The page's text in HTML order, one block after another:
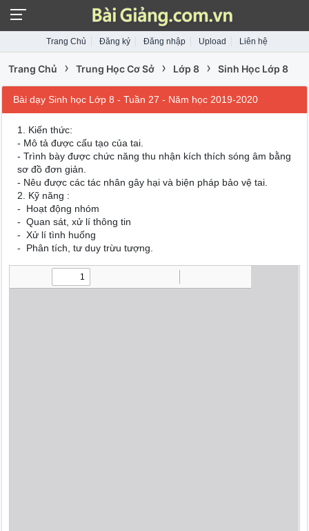
Trang Chủ Đăng ký Đăng nhập Upload Liên hệ
Trang Chủ › Trung Học Cơ Sở › Lớp 8 › Sinh Học Lớp 8
Bài dạy Sinh học Lớp 8 - Tuần 27 - Năm học 2019-2020
1. Kiến thức:
- Mô tả được cấu tạo của tai.
- Trình bày được chức năng thu nhận kích thích sóng âm bằng
sơ đồ đơn giản.
- Nêu được các tác nhân gây hại và biện pháp bảo vệ tai.
2. Kỹ năng :
- Hoạt động nhóm
- Quan sát, xử lí thông tin
- Xử lí tình huống
- Phân tích, tư duy trừu tượng.